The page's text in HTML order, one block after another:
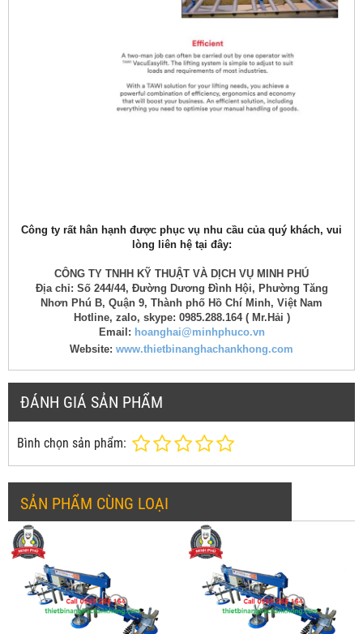
Công ty rất hân hạnh được phục vụ nhu cầu của quý khách, vui
lòng liên hệ tại đây:
CÔNG TY TNHH KỸ THUẬT VÀ DỊCH VỤ MINH PHÚ
Địa chỉ: Số 244/44, Đường Dương Đình Hội, Phường Tăng
Nhơn Phú B, Quận 9, Thành phố Hồ Chí Minh, Việt Nam
Hotline, zalo, skype: 0985.288.164 ( Mr.Hải )
Email: hoanghai@minhphuco.vn
Website: www.thietbinanghachankhong.com
ĐÁNH GIÁ SẢN PHẨM
Bình chọn sản phẩm:
SẢN PHẨM CÙNG LOẠI